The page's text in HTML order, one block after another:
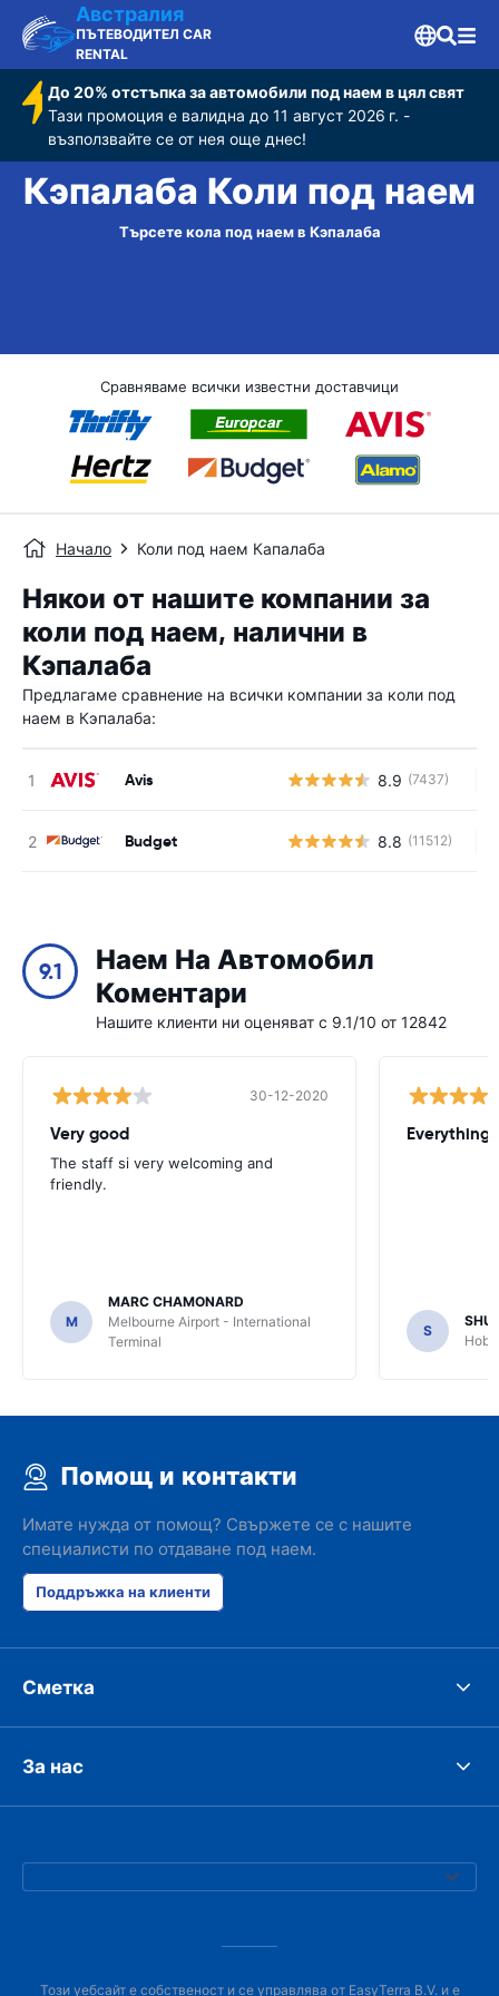
Австралия
ПЪТЕВОДИТЕЛ CAR
RENTAL
До 20% отстъпка за автомобили под наем в цял свят
Тази промоция е валидна до 11 август 2026 г. -
възползвайте се от нея още днес!
Кэпалаба Коли под наем
Търсете кола под наем в Кэпалаба
Сравняваме всички известни доставчици
Начало Коли под наем Капалаба
Някои от нашите компании за
коли под наем, налични в
Кэпалаба
Предлагаме сравнение на всички компании за коли под
наем в Кэпалаба:
Avis 8.9 (7437)
Budget 8.8 (11512)
9.1
Наем На Автомобил
Коментари
Нашите клиенти ни оценяват с 9.1/10 от 12842
30-12-2020
Very good
The staff si very welcoming and
friendly.
M
MARC CHAMONARD
Melbourne Airport - International
Terminal
Everything
S
Помощ и контакти
Имате нужда от помощ? Свържете се с нашите
специалисти по отдаване под наем.
Поддръжка на клиенти
Сметка
За нас
Този уебсайт е собственост и се управлява от EasyTerra B.V. и е